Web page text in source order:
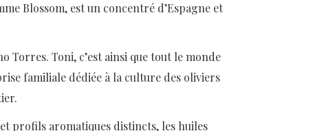
Blossom, est un concentré d’Espagne et
Torres. Toni, c’est ainsi que tout le monde
familiale dédiée à la culture des oliviers
profils aromatiques distincts, les huiles